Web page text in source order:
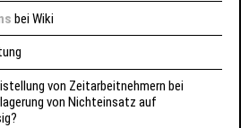
beiWiki
von Zeitarbeitnehmern bei
von Nichteinsatz auf